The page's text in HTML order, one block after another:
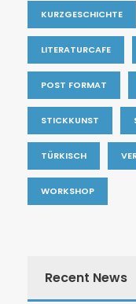
KURZGESCHICHTE
LITERATURCAFE
POST FORMAT
STICKKUNST
TÜRKISCH
WORKSHOP
Recent News